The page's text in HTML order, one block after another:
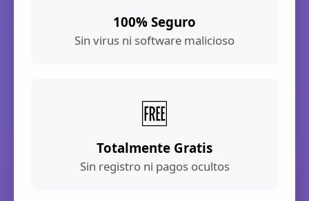
100% Seguro
Sin virus ni software malicioso
🆓
Totalmente Gratis
Sin registro ni pagos ocultos